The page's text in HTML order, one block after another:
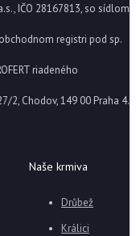
IČO 28167813, so sídlom
registri pod sp.
riadeného
2, Chodov, 149 00 Praha 4.
Naše krmiva
Drůbež
Králici